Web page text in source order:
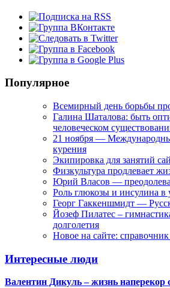
Популярное
Всемирный день борьбы
Галина Шаталова: быть
человеческом
21 ноября —
курения
Экипировка для занятий
Физкультура продлевает
Юрий Власов —
Роль глюкозы и инсулина в
Георг Гаккеншмидт —
Йозеф Пилатес –
долголетия
Новое на сайте:
Интересные люди
Валентин Дикуль – жизнь наперекор